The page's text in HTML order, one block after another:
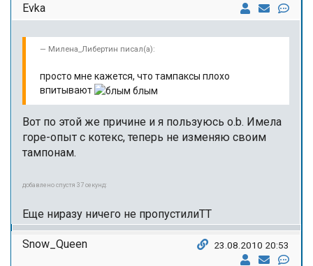
Evka
Милена_Либертин писал(а):
просто мне кажется, что тампаксы плохо
впитывают
Вот по этой же причине и я пользуюсь o.b. Имела
горе-опыт с котекс, теперь не изменяю своим
тампонам.
добавлено спустя 37 секунд:
Еще ниразу ничего не пропустилиТТ
Snow_Queen 23.08.2010 20:53